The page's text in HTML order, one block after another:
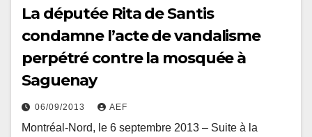
La députée Rita de Santis
condamne l’acte de vandalisme
perpétré contre la mosquée à
Saguenay
06/09/2013 AEF
Montréal-Nord, le 6 septembre 2013 – Suite à la